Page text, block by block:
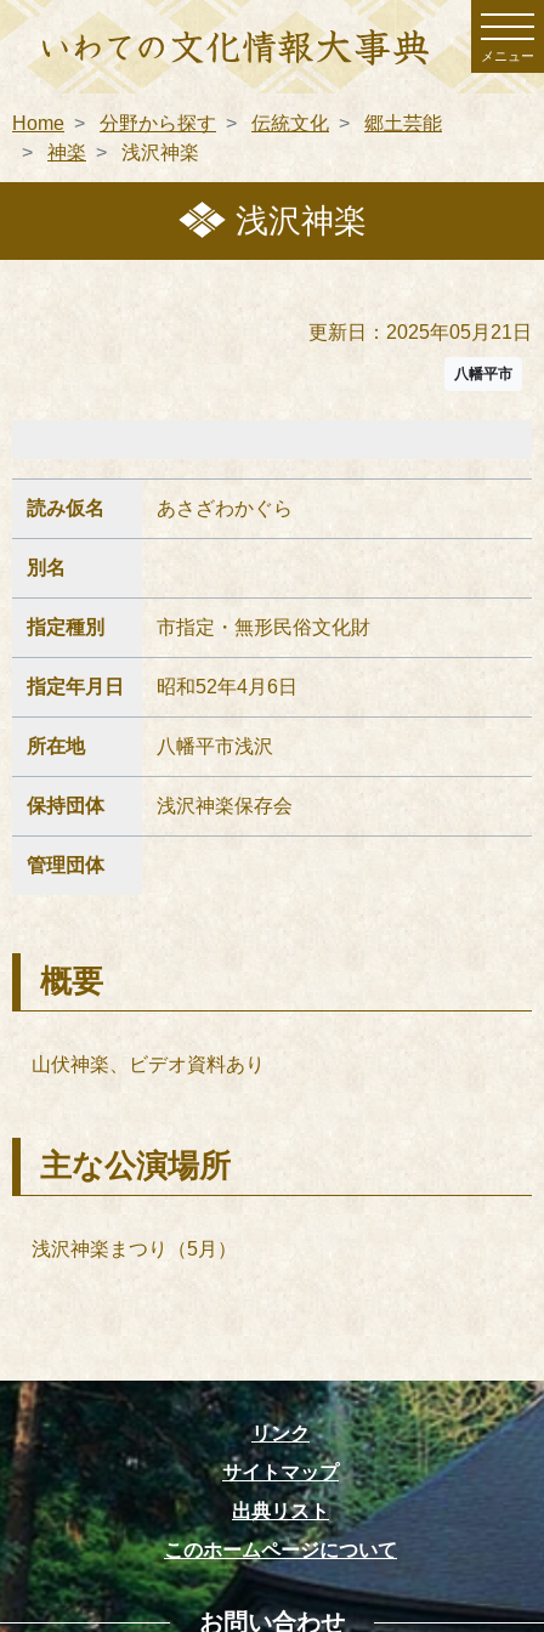
メニュー
Home 分野から探す 伝統文化
郷土芸能
神楽
浅沢神楽
浅沢神楽
更新日：2025年05月21日
八幡平市
読み仮名 あさざわかぐら
別名
指定種別 市指定・無形民俗文化財
指定年月日 昭和52年4月6日
所在地 八幡平市浅沢
保持団体 浅沢神楽保存会
管理団体
概要
山伏神楽、ビデオ資料あり
主な公演場所
浅沢神楽まつり（5月）
リンク
サイトマップ
出典リスト
このホームページについて
お問い合わせ